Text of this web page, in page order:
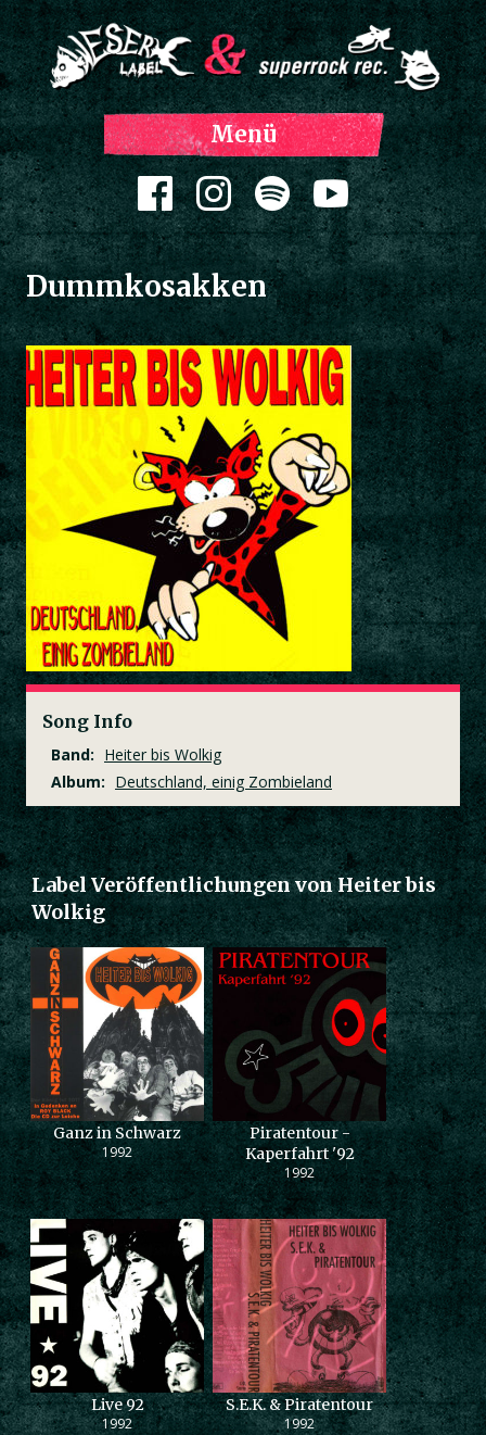
Menü
Zum Inhalt springen
Dummkosakken
Song Info
Band: Heiter bis Wolkig
Album: Deutschland, einig Zombieland
Label Veröffentlichungen von Heiter bis
Wolkig
Ganz in Schwarz
1992
Piratentour -
Kaperfahrt '92
1992
Live 92
1992
S.E.K. & Piratentour
1992